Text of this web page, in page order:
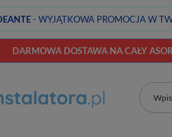
- WYJĄTKOWA PROMOCJA W
DARMOWA DOSTAWA NA CAŁY